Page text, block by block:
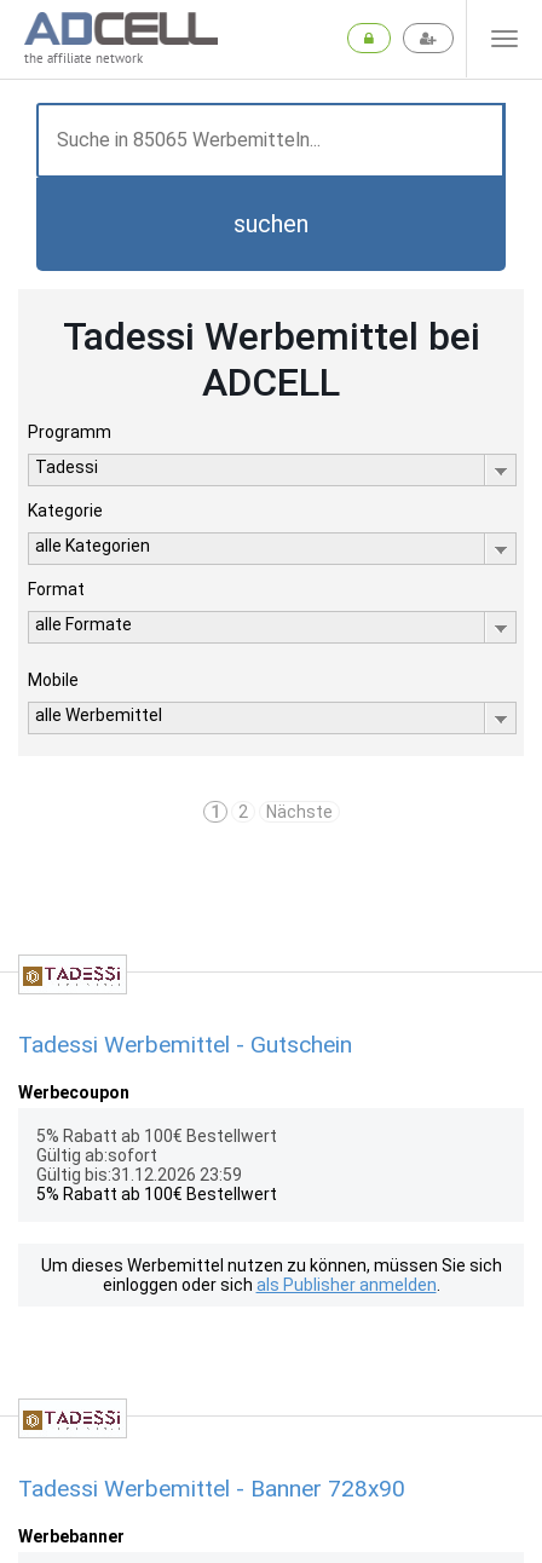
the affiliate network
suchen
Tadessi Werbemittel bei
ADCELL
Programm
Tadessi
Kategorie
alle Kategorien
Format
alle Formate
Mobile
alle Werbemittel
1 2 Nächste
Tadessi Werbemittel - Gutschein
Werbecoupon
5% Rabatt ab 100€ Bestellwert
Gültig ab:sofort
Gültig bis:31.12.2026 23:59
5% Rabatt ab 100€ Bestellwert
Um dieses Werbemittel nutzen zu können, müssen Sie sich
einloggen oder sich als Publisher anmelden
Tadessi Werbemittel - Banner 728x90
Werbebanner